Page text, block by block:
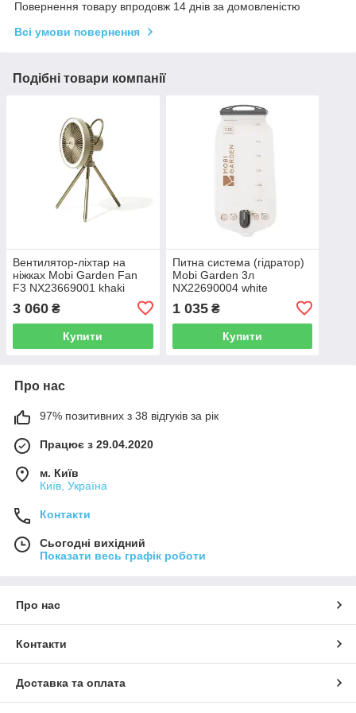
Повернення товару впродовж 14 днів за домовленістю
Всі умови повернення
Подібні товари компанії
Вентилятор-ліхтар на
ніжках Mobi Garden Fan
F3 NX23669001 khaki
3 060 ₴
Купити
Питна система (гідратор)
Mobi Garden 3л
NX22690004 whіte
1 035₴
Купити
Про нас
97% позитивних з 38 відгуків за рік
Працює з 29.04.2020
м. Київ
Київ, Україна
Контакти
Сьогодні вихідний
Показати весь графік роботи
Про нас
Контакти
Доставка та оплата